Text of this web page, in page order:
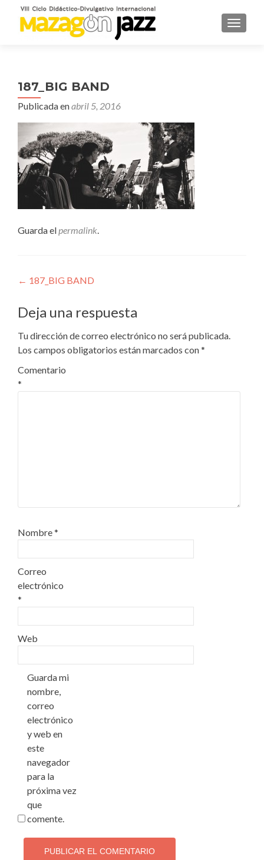
187_BIG BAND
Publicada enabril 5, 2016
Guarda elpermalink.
Navegación
de
entradas
← 187_BIG BAND
Deja una respuesta
Tu dirección de correo electrónico no será publicada.
Los campos obligatorios están marcados con*
Comentario
*
Nombre*
Correo
electrónico
*
Web
Guarda mi
nombre,
correo
electrónico
y web en
este
navegador
para la
próxima vez
que
comente.